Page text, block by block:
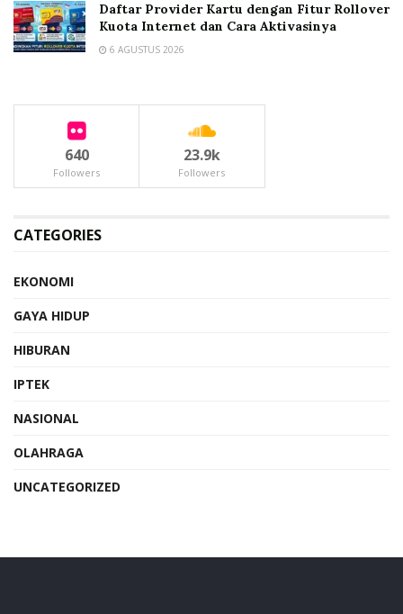
Daftar Provider Kartu dengan Fitur Rollover
Kuota Internet dan Cara Aktivasinya
6 AGUSTUS 2026
640
Followers
23.9k
Followers
CATEGORIES
EKONOMI
GAYA HIDUP
HIBURAN
IPTEK
NASIONAL
OLAHRAGA
UNCATEGORIZED